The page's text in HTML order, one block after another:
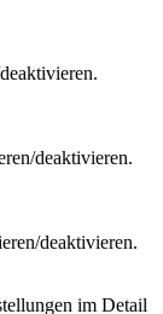
deaktivieren.
deaktivieren.
im Detail